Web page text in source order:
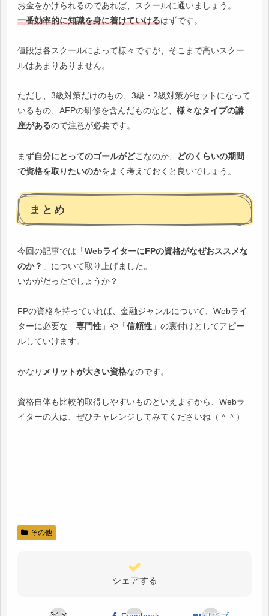
お金をかけられるのであれば、スクールに通いましょう。
一番効率的に知識を身に着けていけるはずです。
値段は各スクールによって様々ですが、そこまで高いスクー
ルはあまりありません。
ただし、3級対策だけのもの、3級・2級対策がセットになって
いるもの、AFPの研修を含んだものなど、 様々なタイプの講
座があるので注意が必要です。
まず自分にとってのゴールがどこ なのか、
どのくらいの期間
で資格を取りたいのかをよく考えておくと良いでしょう。
まとめ
今回の記事では「WebライターにFPの資格がなぜおススメな
のか？ 」について取り上げました。
いかがだったでしょうか？
FPの資格を持っていれば、金融ジャンルについて、Webライ
ターに必要な「専門性 」や「信頼性 」の裏付けとしてアピー
ルしていけます。
かなり メリットが大きい資格なのです。
資格自体も比較的取得しやすいものといえますから、Webラ
イターの人は、ぜひチャレンジしてみてくださいね（＾＾）
その他
シェアする